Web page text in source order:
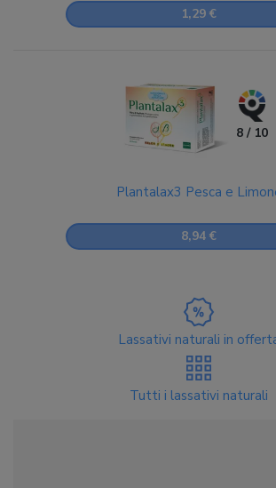
1,29 €
8 / 10
Plantalax3 Pesca e
8,94 €
Lassativi naturali in
Tutti i lassativi naturali